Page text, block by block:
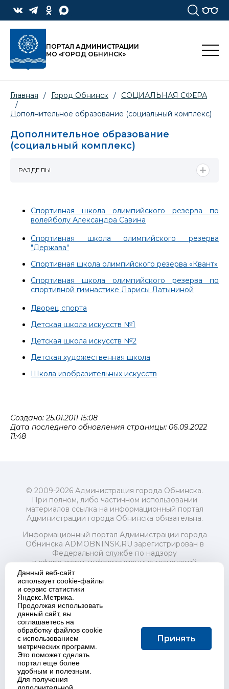
ПОРТАЛ АДМИНИСТРАЦИИ
МО «ГОРОД ОБНИНСК»
Главная / Город Обнинск /
СОЦИАЛЬНАЯ СФЕРА
/
Дополнительное образование (социальный комплекс)
Дополнительное образование
(социальный комплекс)
Спортивная школа олимпийского резерва по
волейболу Александра Савина
Cпортивная школа олимпийского резерва
"Держава"
Спортивная школа олимпийского резерва «Квант»
Спортивная школа олимпийского резерва по
спортивной гимнастике Ларисы Латыниной
Дворец спорта
Детская школа искусств №1
Детская школа искусств №2
Детская художественная школа
Школа изобразительных искусств
Создано: 25.01.2011 15:08
Дата последнего обновления страницы: 06.09.2022
11:48
РАЗДЕЛЫ
© 2009-2026 Администрация города Обнинска.
При полном, либо частичном использовании
материалов ссылка на информационный портал
Администрации города Обнинска обязательна.
Информационный портал Администрации города
Обнинска ADMOBNINSK.RU зарегистрирован в
Федеральной службе по надзору
в сфере связи, информационных технологий
и массовых коммуникаций (Роскомнадзор) 24 июля
2018 года.
Свидетельство о регистрации Эл № ФС77-73321
Учредитель: Администрация (исполнительно-
распорядительный орган) городского округа "Город
Обнинск". Главный редактор: Байкова Е.А.
Адрес электронной почты Редакции:
redactor@admobninsk.ru
Телефон Редакции: +7 (484) 395-85-85
Настоящий ресурс содержит материалы 18+
Политика в отношении обработки персональных
Данный веб-сайт
использует cookie-файлы
и сервис статистики
Яндекс.Метрика.
Продолжая использовать
данный сайт, вы
соглашаетесь на
обработку файлов cookie
с использованием
метрических программ.
Это поможет сделать
портал еще более
удобным и полезным.
Для получения
Принять